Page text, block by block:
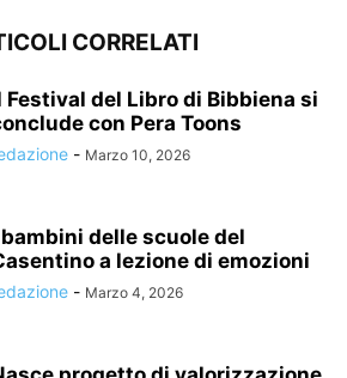
CORRELATI
Festival del Libro di Bibbiena si
con Pera Toons
- Marzo 10, 2026
bambini delle scuole del
a lezione di emozioni
- Marzo 4, 2026